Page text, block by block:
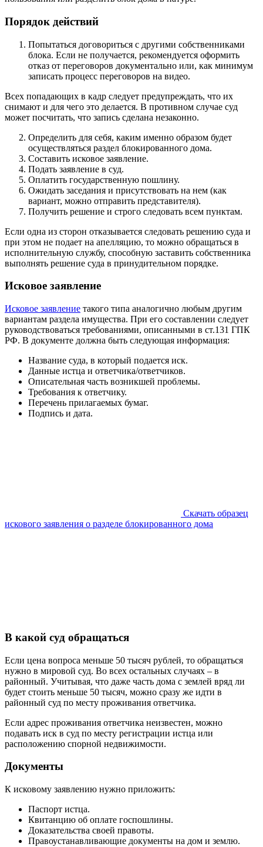
Порядок действий
Попытаться договориться с другими собственниками
блока. Если не получается, рекомендуется оформить
отказ от переговоров документально или, как минимум
записать процесс переговоров на видео.
Всех попадающих в кадр следует предупреждать, что их
снимают и для чего это делается. В противном случае суд
может посчитать, что запись сделана незаконно.
Определить для себя, каким именно образом будет
осуществляться раздел блокированного дома.
Составить исковое заявление.
Подать заявление в суд.
Оплатить государственную пошлину.
Ожидать заседания и присутствовать на нем (как
вариант, можно отправить представителя).
Получить решение и строго следовать всем пунктам.
Если одна из сторон отказывается следовать решению суда и
при этом не подает на апелляцию, то можно обращаться в
исполнительную службу, способную заставить собственника
выполнять решение суда в принудительном порядке.
Исковое заявление
Исковое заявление такого типа аналогично любым другим
вариантам раздела имущества. При его составлении следует
руководствоваться требованиями, описанными в ст.131 ГПК
РФ. В документе должна быть следующая информация:
Название суда, в который подается иск.
Данные истца и ответчика/ответчиков.
Описательная часть возникшей проблемы.
Требования к ответчику.
Перечень прилагаемых бумаг.
Подпись и дата.
Скачать образец
искового заявления о разделе блокированного дома
В какой суд обращаться
Если цена вопроса меньше 50 тысяч рублей, то обращаться
нужно в мировой суд. Во всех остальных случаях – в
районный. Учитывая, что даже часть дома с землей вряд ли
будет стоить меньше 50 тысяч, можно сразу же идти в
районный суд по месту проживания ответчика.
Если адрес проживания ответчика неизвестен, можно
подавать иск в суд по месту регистрации истца или
расположению спорной недвижимости.
Документы
К исковому заявлению нужно приложить:
Паспорт истца.
Квитанцию об оплате госпошлины.
Доказательства своей правоты.
Правоустанавливающие документы на дом и землю.